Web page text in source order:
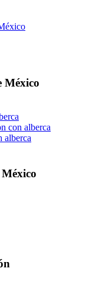
México
con alberca
alberca